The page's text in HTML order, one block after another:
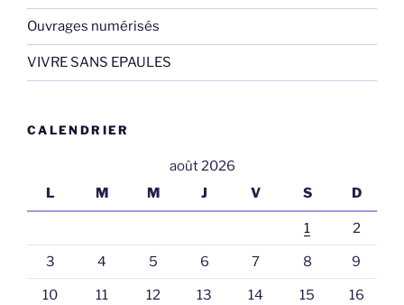
Ouvrages numérisés
VIVRE SANS EPAULES
CALENDRIER
août 2026
L
M M J V S D
1 2
3 4 5 6 7 8 9
10 11 12 13 14 15 16